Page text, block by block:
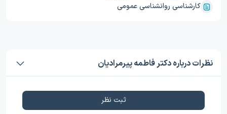
کارشناسی روانشناسی عمومی
نظرات درباره دکتر فاطمه پیرمرادیان
ثبت نظر